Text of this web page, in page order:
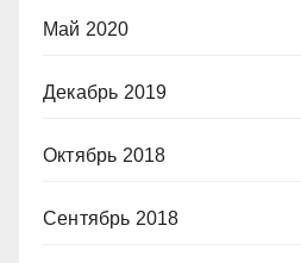
Май 2020
Декабрь 2019
Октябрь 2018
Сентябрь 2018